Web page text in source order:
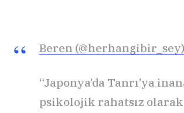
Beren (@herhangibir_sey)
“Japonya’da Tanrı’ya
psikolojik rahatsız